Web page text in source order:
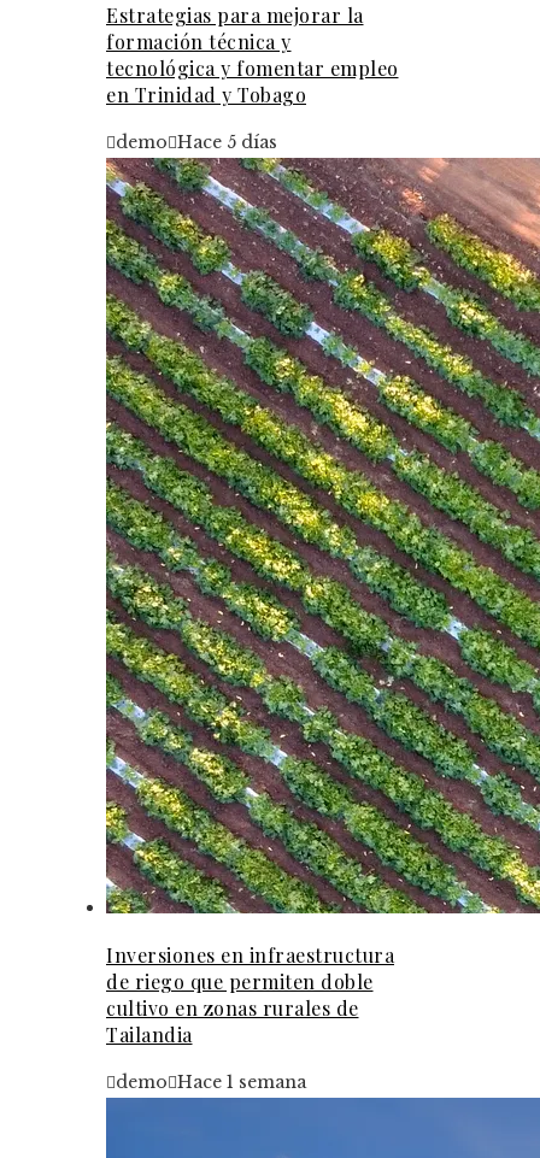
Estrategias para mejorar la
formación técnica y
tecnológica y fomentar empleo
en Trinidad y Tobago
demo Hace 5 días
Inversiones en infraestructura
de riego que permiten doble
cultivo en zonas rurales de
Tailandia
demo Hace 1 semana